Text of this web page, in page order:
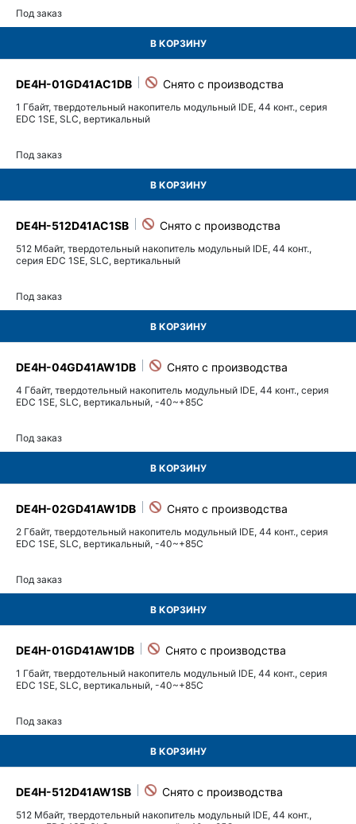
Под заказ
В КОРЗИНУ
DE4H-01GD41AC1DB
1 Гбайт, твердотельный накопитель модульный IDE, 44 конт., серия
EDC 1SE, SLC, вертикальный
Под заказ
В КОРЗИНУ
DE4H-512D41AC1SB
512 Мбайт, твердотельный накопитель модульный IDE, 44 конт.,
серия EDC 1SE, SLC, вертикальный
Под заказ
В КОРЗИНУ
DE4H-04GD41AW1DB
4 Гбайт, твердотельный накопитель модульный IDE, 44 конт., серия
EDC 1SE, SLC, вертикальный, -40~+85C
Под заказ
В КОРЗИНУ
DE4H-02GD41AW1DB
2 Гбайт, твердотельный накопитель модульный IDE, 44 конт., серия
EDC 1SE, SLC, вертикальный, -40~+85C
Под заказ
В КОРЗИНУ
DE4H-01GD41AW1DB
1 Гбайт, твердотельный накопитель модульный IDE, 44 конт., серия
EDC 1SE, SLC, вертикальный, -40~+85C
Под заказ
В КОРЗИНУ
DE4H-512D41AW1SB
512 Мбайт, твердотельный накопитель модульный IDE, 44 конт.,